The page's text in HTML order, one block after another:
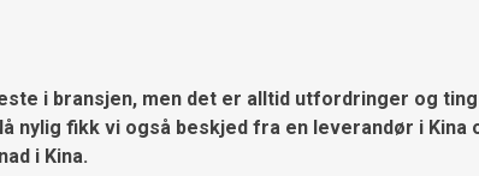
i bransjen, men det er alltid utfordringer og
fikk vi også beskjed fra en leverandør i Kina
i Kina.